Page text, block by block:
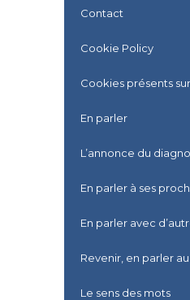
Contact
Cookie Policy
Cookies présents
En parler
L’annonce du
En parler à ses
En parler avec
Revenir, en parler
Le sens des mots